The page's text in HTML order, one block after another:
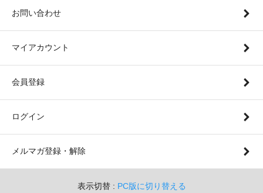
お問い合わせ
マイアカウント
会員登録
ログイン
メルマガ登録・解除
表示切替 : PC版に切り替える